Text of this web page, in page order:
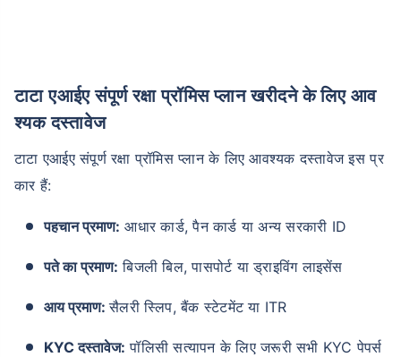
टाटा एआईए संपूर्ण रक्षा प्रॉमिस प्लान खरीदने के लिए आव
श्यक दस्तावेज
टाटा एआईए संपूर्ण रक्षा प्रॉमिस प्लान के लिए आवश्यक दस्तावेज इस प्र
कार हैं:
पहचान प्रमाण: आधार कार्ड, पैन कार्ड या अन्य सरकारी ID
पते का प्रमाण: बिजली बिल, पासपोर्ट या ड्राइविंग लाइसेंस
आय प्रमाण:सैलरी स्लिप, बैंक स्टेटमेंट या ITR
KYC दस्तावेज: पॉलिसी सत्यापन के लिए जरूरी सभी KYC पेपर्स